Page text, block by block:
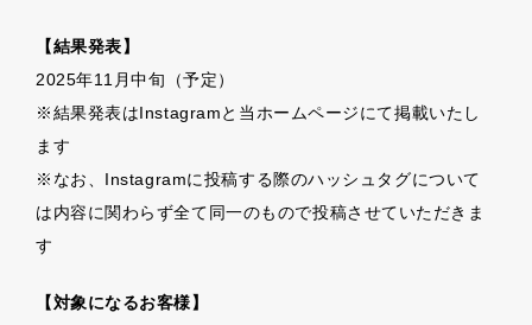
【結果発表】
2025年11月中旬（予定）
※結果発表はInstagramと当ホームページにて掲載いたし
ます
※なお、Instagramに投稿する際のハッシュタグについて
は内容に関わらず全て同一のもので投稿させていただきま
す
【対象になるお客様】